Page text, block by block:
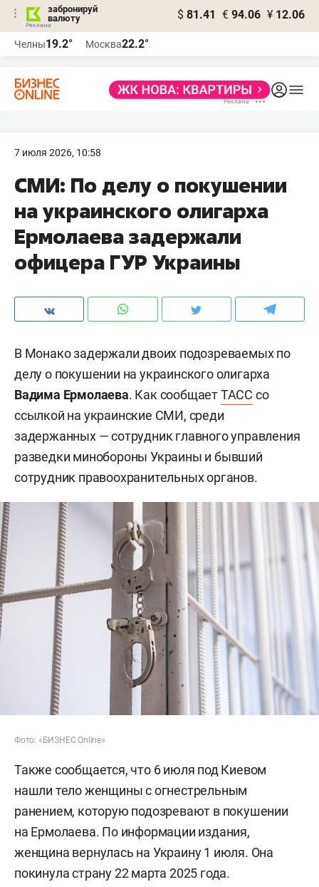
забронируй
валюту
$ 81.41 € 94.06 ¥ 12.06
Челны19.2° Москва22.2°
7 июля 2026, 10:58
СМИ: По делу о покушении
на украинского олигарха
Ермолаева задержали
офицера ГУР Украины
В Монако задержали двоих подозреваемых по
делу о покушении на украинского олигарха
Вадима Ермолаева. Как сообщаетТАСС со
ссылкой на украинские СМИ, среди
задержанных — сотрудник главного управления
разведки минобороны Украины и бывший
сотрудник правоохранительных органов.
Фото: «БИЗНЕС Online»
Также сообщается, что 6 июля под Киевом
нашли тело женщины с огнестрельным
ранением, которую подозревают в покушении
на Ермолаева. По информации издания,
женщина вернулась на Украину 1 июля. Она
покинула страну 22 марта 2025 года.